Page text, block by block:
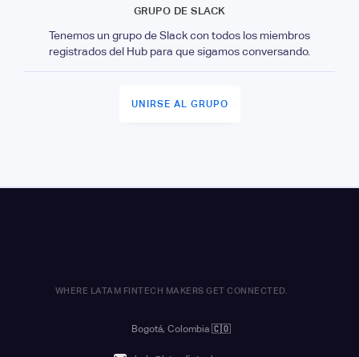
GRUPO DE SLACK
Tenemos un grupo de Slack con todos los miembros
registrados del Hub para que sigamos conversando.
UNIRSE AL GRUPO
WHERE LATAM FINTECH MAKERS GET CONNECTED.
Bogotá, Colombia 🇨🇴